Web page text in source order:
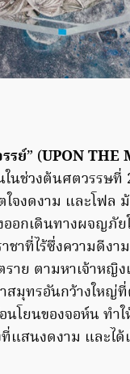
รย์” (UPON THE
ช่วงต้นศตวรรษที่
งดงาม และโฟล
ออกเดินทางผจญ
ชาที่ไร้ซึ่งความดีง
าย ตามหาเจ้าห
สมุทรอันกว้างให
โยนของจอห์น ทำ
สนงดงาม และได้